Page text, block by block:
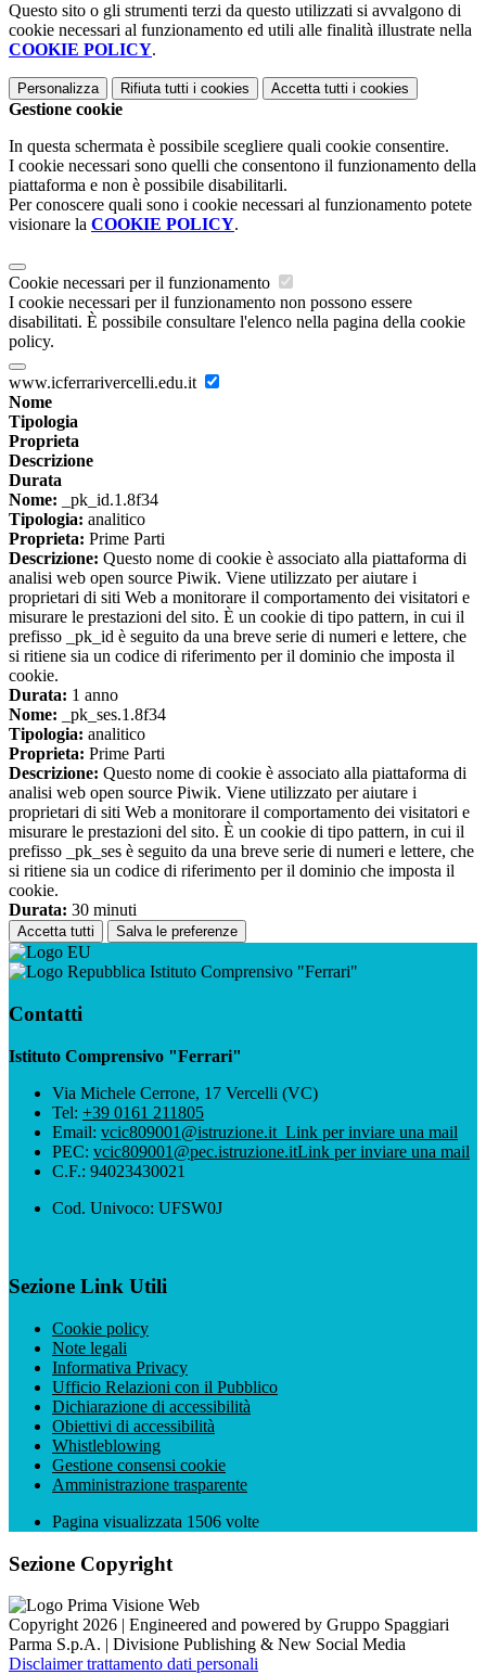
Questo sito o gli strumenti terzi da questo utilizzati si avvalgono di
cookie necessari al funzionamento ed utili alle finalità illustrate nella
COOKIE POLICY.
Personalizza Rifiuta tutti i cookies Accetta tutti i cookies
Gestione cookie
In questa schermata è possibile scegliere quali cookie consentire.
I cookie necessari sono quelli che consentono il funzionamento della
piattaforma e non è possibile disabilitarli.
Per conoscere quali sono i cookie necessari al funzionamento potete
visionare la COOKIE POLICY.
Cookie necessari per il funzionamento
I cookie necessari per il funzionamento non possono essere
disabilitati. È possibile consultare l'elenco nella pagina della cookie
policy.
www.icferrarivercelli.edu.it
Nome
Tipologia
Proprieta
Descrizione
Durata
Nome: _pk_id.1.8f34
Tipologia: analitico
Proprieta: Prime Parti
Descrizione: Questo nome di cookie è associato alla piattaforma di
analisi web open source Piwik. Viene utilizzato per aiutare i
proprietari di siti Web a monitorare il comportamento dei visitatori e
misurare le prestazioni del sito. È un cookie di tipo pattern, in cui il
prefisso _pk_id è seguito da una breve serie di numeri e lettere, che
si ritiene sia un codice di riferimento per il dominio che imposta il
cookie.
Durata: 1 anno
Nome: _pk_ses.1.8f34
Tipologia: analitico
Proprieta: Prime Parti
Descrizione: Questo nome di cookie è associato alla piattaforma di
analisi web open source Piwik. Viene utilizzato per aiutare i
proprietari di siti Web a monitorare il comportamento dei visitatori e
misurare le prestazioni del sito. È un cookie di tipo pattern, in cui il
prefisso _pk_ses è seguito da una breve serie di numeri e lettere, che
si ritiene sia un codice di riferimento per il dominio che imposta il
cookie.
Durata: 30 minuti
Accetta tutti Salva le preferenze
Istituto Comprensivo "Ferrari"
Contatti
Istituto Comprensivo "Ferrari"
Via Michele Cerrone, 17 Vercelli (VC)
Tel: +39 0161 211805
Email: vcic809001@istruzione.it Link per inviare una mail
PEC: vcic809001@pec.istruzione.itLink per inviare una mail
C.F.: 94023430021
Cod. Univoco: UFSW0J
Sezione Link Utili
Cookie policy
Note legali
Informativa Privacy
Ufficio Relazioni con il Pubblico
Dichiarazione di accessibilità
Obiettivi di accessibilità
Whistleblowing
Gestione consensi cookie
Amministrazione trasparente
Pagina visualizzata 1506 volte
Sezione Copyright
Copyright 2026 | Engineered and powered by Gruppo Spaggiari
Parma S.p.A. | Divisione Publishing & New Social Media
Disclaimer trattamento dati personali